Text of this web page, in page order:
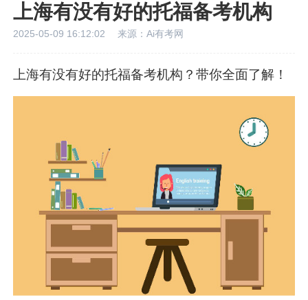
上海有没有好的托福备考机构
2025-05-09 16:12:02 来源：Ai有考网
上海有没有好的托福备考机构？带你全面了解！